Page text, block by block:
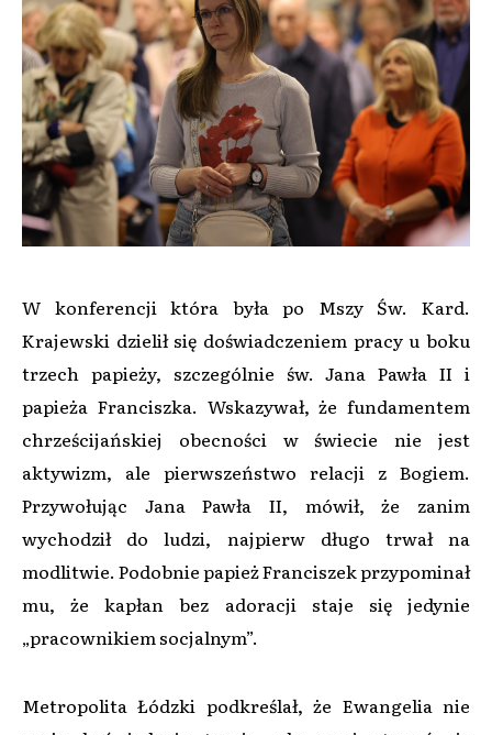
W konferencji która była po Mszy Św. Kard.
Krajewski dzielił się doświadczeniem pracy u boku
trzech papieży, szczególnie św. Jana Pawła II i
papieża Franciszka. Wskazywał, że fundamentem
chrześcijańskiej obecności w świecie nie jest
aktywizm, ale pierwszeństwo relacji z Bogiem.
Przywołując Jana Pawła II, mówił, że zanim
wychodził do ludzi, najpierw długo trwał na
modlitwie. Podobnie papież Franciszek przypominał
mu, że kapłan bez adoracji staje się jedynie
„pracownikiem socjalnym”.
Metropolita Łódzki podkreślał, że Ewangelia nie